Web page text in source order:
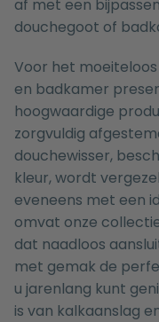
af met een
douchegoot of
Voor het
en badkamer
hoogwaardige
zorgvuldig
douchewisser,
kleur, wordt
eveneens met een
omvat onze
dat naadloos
met gemak de
u jarenlang kunt
is van kalkaanslag